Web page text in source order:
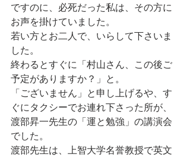
ですのに、必死だった私は、その方に
お声を掛けていました。
若い方とお二人で、いらして下さいま
した。
終わるとすぐに「村山さん、この後ご
予定がありますか？」と。
「ございません」と申し上げるや、す
ぐにタクシーでお連れ下さった所が、
渡部昇一先生の「運と勉強」の講演会
でした。
渡部先生は、上智大学名誉教授で英文